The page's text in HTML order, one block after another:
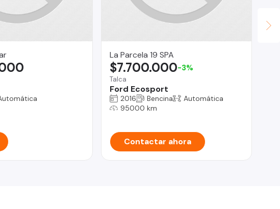
La Parcela 19 SPA
Talca
Ford Ecosport
$7.700.000-3%
2016 Bencina
Automática
95000 km
Contactar ahora
La